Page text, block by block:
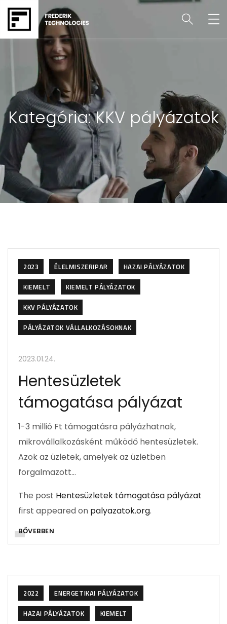
Kategória:KKV pályázatok
2023 ÉLELMISZERIPAR
HAZAI PÁLYÁZATOK
KIEMELT
KIEMELT PÁLYÁZATOK
KKV PÁLYÁZATOK
PÁLYÁZATOK VÁLLALKOZÁSOKNAK
2023.01.24.
Hentesüzletek
támogatása pályázat
1-3 millió Ft támogatásra pályázhatnak,
mikrovállalkozásként működő hentesüzletek.
Azok az üzletek, amelyek az üzletben
forgalmazott…
The post Hentesüzletek támogatása pályázat
first appeared on palyazatok.org.
BŐVEBBEN
2022
ENERGETIKAI PÁLYÁZATOK
HAZAI PÁLYÁZATOK
KIEMELT